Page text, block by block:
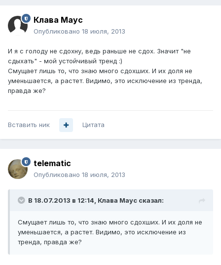
Клава Маус
Опубликовано 18 июля, 2013
И я с голоду не сдохну, ведь раньше не сдох. Значит "не
сдыхать" - мой устойчивый тренд :)
Смущает лишь то, что знаю много сдохших. И их доля не
уменьшается, а растет. Видимо, это исключение из тренда,
правда же?
Вставить ник Цитата
telematic
Опубликовано 18 июля, 2013
В 18.07.2013 в 12:14, Клава Маус сказал:
Смущает лишь то, что знаю много сдохших. И их доля не
уменьшается, а растет. Видимо, это исключение из
тренда, правда же?